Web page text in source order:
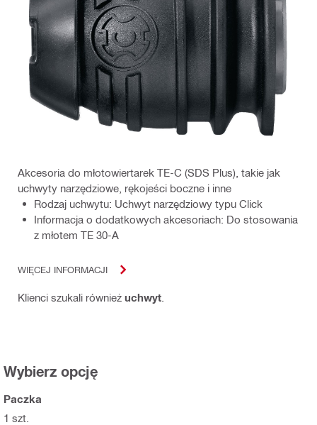
Akcesoria do młotowiertarek TE-C (SDS Plus), takie jak
uchwyty narzędziowe, rękojeści boczne i inne
Rodzaj uchwytu: Uchwyt narzędziowy typu Click
Informacja o dodatkowych akcesoriach: Do stosowania
z młotem TE 30-A
WIĘCEJ INFORMACJI
Klienci szukali również uchwyt
Wybierz opcję
Paczka
1 szt.